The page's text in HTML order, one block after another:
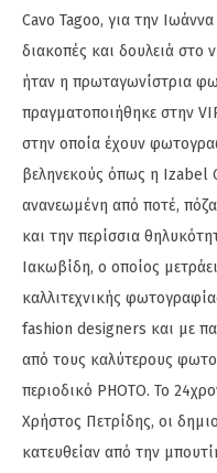
Cavo Tagoo, για την
διακοπές και δουλειά στο
ήταν η πρωταγωνίστρια
πραγματοποιήθηκε στην
στην οποία έχουν
βεληνεκούς όπως η Izabel
ανανεωμένη από ποτέ,
και την περίσσια
Ιακωβίδη, ο οποίος
καλλιτεχνικής
fashion designers και με
από τους καλύτερους
περιοδικό PHOTO. Το
Χρήστος Πετρίδης, οι
κατευθείαν από την